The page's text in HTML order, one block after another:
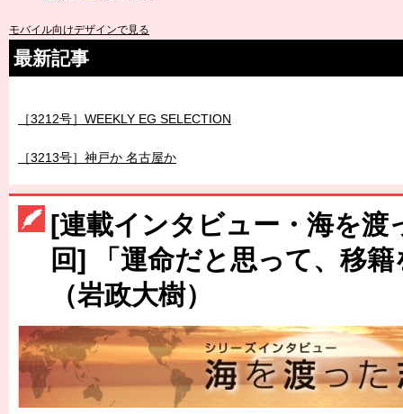
モバイル向けデザインで見る
最新記事
［3214号］WEST制覇
［3215号］WEEKLY EG SELECTION
［3216号］行く末占うラストワン
［3217号］最高の景色へ出国
［3218号］WEEKLY EG SELECTION
［3219号］特別な覇者へ 大逆転か連破か
[連載インタビュー・海を渡
回] 「運命だと思って、移
（岩政大樹）